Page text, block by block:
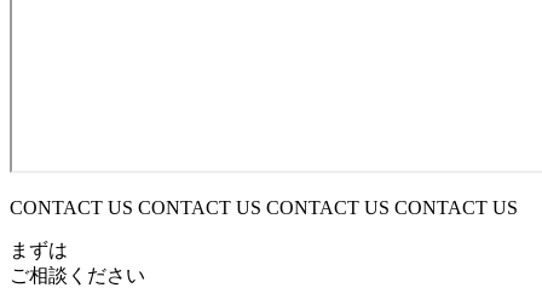
CONTACT US CONTACT US CONTACT US CONTACT US
まずは
ご相談ください